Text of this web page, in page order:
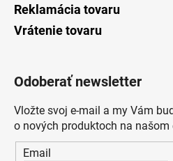
Reklamácia tovaru
Vrátenie tovaru
Odoberať newsletter
Vložte svoj e-mail a my Vám
o nových produktoch na našom
Email